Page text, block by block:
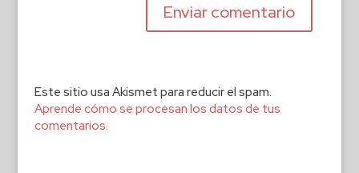
Este sitio usa Akismet para reducir el spam.
Aprende cómo se procesan los datos de tus
comentarios.